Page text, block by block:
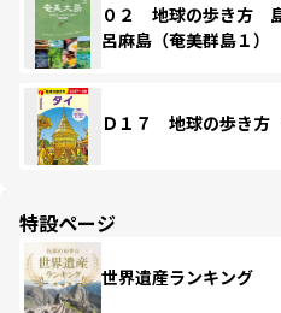
０２ 地球の歩き方
呂麻島（奄美群島１
Ｄ１７ 地球の歩き
特設ページ
世界遺産ランキング